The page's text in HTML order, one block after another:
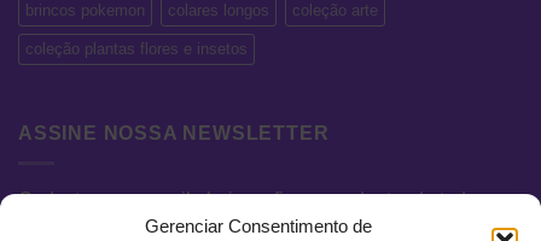
Gerenciar Consentimento de
brincos pokemon colares longos coleção arte
coleção plantas flores e insetos
ASSINE NOSSA NEWSLETTER
Cadastre seu e-mail abaixo e fique por dentro de todas as
novidades e promoções exclusivas.